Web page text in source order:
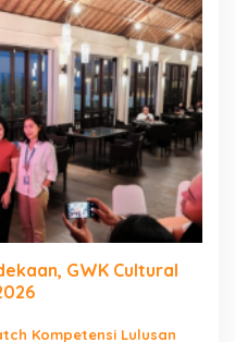
GWK Cultural
Kompetensi Lulusan